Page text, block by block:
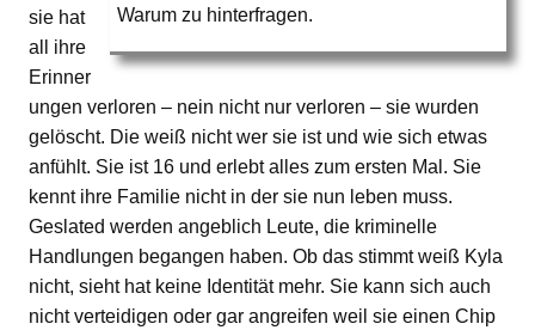
Warum zu hinterfragen.
sie hat
all ihre
Erinner
ungen verloren – nein nicht nur verloren – sie wurden
gelöscht. Die weiß nicht wer sie ist und wie sich etwas
anfühlt. Sie ist 16 und erlebt alles zum ersten Mal. Sie
kennt ihre Familie nicht in der sie nun leben muss.
Geslated werden angeblich Leute, die kriminelle
Handlungen begangen haben. Ob das stimmt weiß Kyla
nicht, sieht hat keine Identität mehr. Sie kann sich auch
nicht verteidigen oder gar angreifen weil sie einen Chip